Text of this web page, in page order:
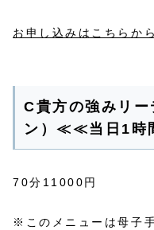
お申し込みはこちらから
C貴方の強みリー
ン）≪≪当日1時
70分11000円
※このメニューは母子